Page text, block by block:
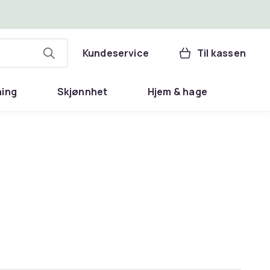
Kundeservice Til kassen
Skjønnhet Hjem & hage